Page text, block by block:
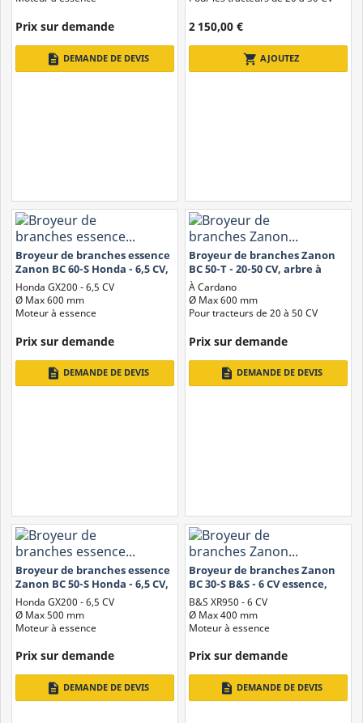
En conclusion, les broyeurs et les déchiqueteuses sont des outils
indispensables pour les jardiniers et les amateurs de nature, car ils
permettent detransformer des déchets organiques en
Prix ​​sur demande
description DEMANDE DE DEVIS
2 150,00 €
shopping_cart AJOUTEZ
Broyeur de branches essence
Zanon BC 60-S Honda - 6,5 CV,
largeur de coupe 6 cm
Honda GX200 - 6,5 CV
Ø Max 600 mm
Moteur à essence
Prix ​​sur demande
description DEMANDE DE DEVIS
Broyeur de branches Zanon
BC 50-T - 20-50 CV, arbre à
cardan, largeur de coupe de...
À Cardano
Ø Max 600 mm
Pour tracteurs de 20 à 50 CV
Prix ​​sur demande
description DEMANDE DE DEVIS
Broyeur de branches essence
Zanon BC 50-S Honda - 6,5 CV,
largeur de coupe de 5 cm
Honda GX200 - 6,5 CV
Ø Max 500 mm
Moteur à essence
Prix ​​sur demande
description DEMANDE DE DEVIS
Broyeur de branches Zanon
BC 30-S B&S - 6 CV essence,
largeur de coupe 4 cm
B&S XR950 - 6 CV
Ø Max 400 mm
Moteur à essence
Prix ​​sur demande
description DEMANDE DE DEVIS